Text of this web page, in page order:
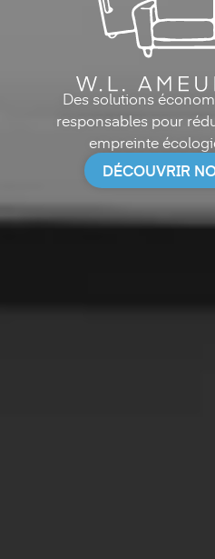
Des solutions
responsables pour
empreinte
DÉCOUVRIR